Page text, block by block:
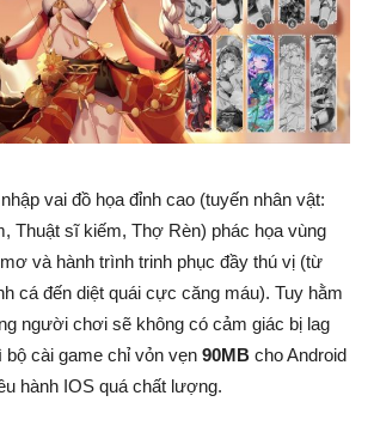
vai đồ họa đỉnh cao (tuyến nhân vật:
Thuật sĩ kiếm, Thợ Rèn) phác họa vùng
và hành trình trinh phục đầy thú vị (từ
cá đến diệt quái cực căng máu). Tuy hằm
người chơi sẽ không có cảm giác bị lag
bộ cài game chỉ vỏn vẹn 90MB cho Android
hành IOS quá chất lượng.